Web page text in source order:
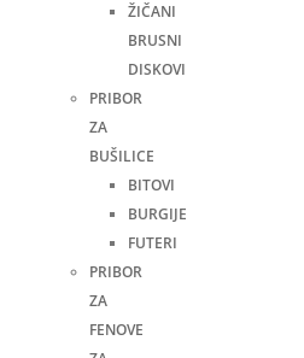
ŽIČANI
BRUSNI
DISKOVI
PRIBOR
ZA
BUŠILICE
BITOVI
BURGIJE
FUTERI
PRIBOR
ZA
FENOVE